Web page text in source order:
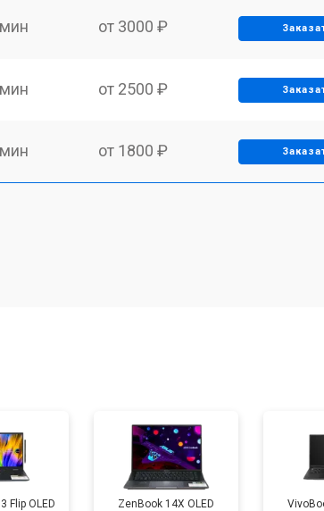
от 3000 ₽
от 2500 ₽
от 1800 ₽
мин
мин от 2300 ₽
Flip OLED ZenBook 14X OLED